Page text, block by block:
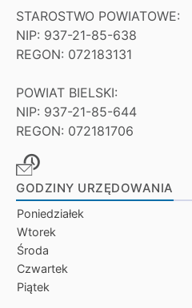
STAROSTWO POWIATOWE:
NIP: 937-21-85-638
REGON: 072183131
POWIAT BIELSKI:
NIP: 937-21-85-644
REGON: 072181706
GODZINY URZĘDOWANIA
Poniedziałek
Wtorek
Środa
Czwartek
Piątek